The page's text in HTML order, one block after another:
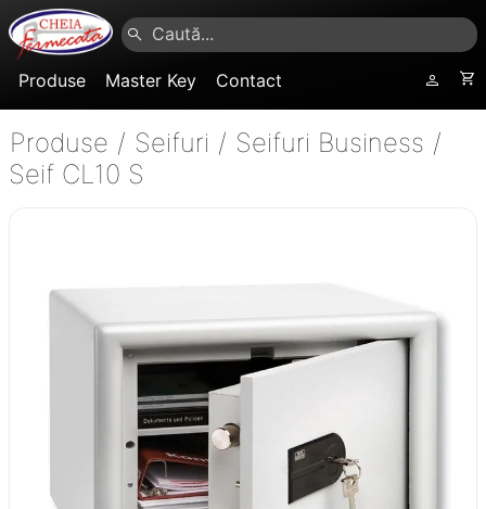
Produse Master Key Contact
Produse / Seifuri / Seifuri Business /
Seif CL10 S